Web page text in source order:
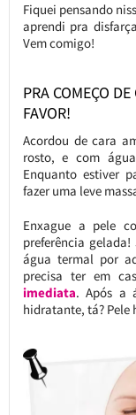
Fiquei pensando
aprendi pra
Vem comigo!
PRA COMEÇO
FAVOR!
Acordou de cara
rosto, e com
Enquanto estiver
fazer uma leve
Enxague a pele
preferência
água termal por
precisa ter em
imediata. Após a
hidratante, tá?